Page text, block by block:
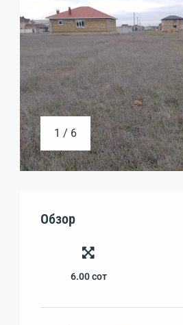
1 / 6
Обзор
6.00 сот